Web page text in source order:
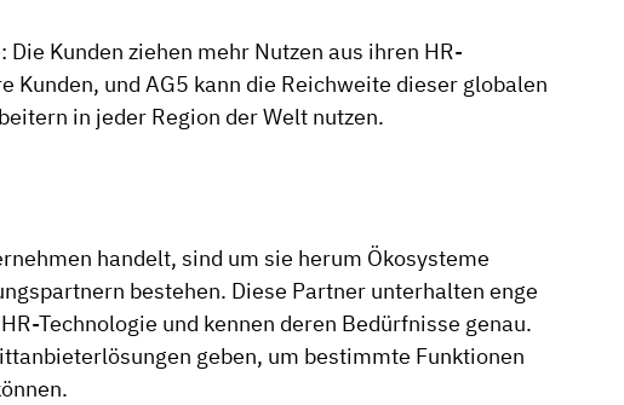
Kunden ziehen mehr Nutzen aus ihren HR-
Kunden, und AG5 kann die Reichweite dieser globalen
in jeder Region der Welt nutzen.
handelt, sind um sie herum Ökosysteme
bestehen. Diese Partner unterhalten enge
Technologie und kennen deren Bedürfnisse genau.
geben, um bestimmte Funktionen